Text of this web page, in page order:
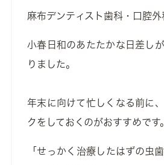
麻布デンティスト歯科・口腔外
小春日和のあたたかな日差し
りました。
年末に向けて忙しくなる前に
クをしておくのがおすすめです。
「せっかく治療したはずの虫